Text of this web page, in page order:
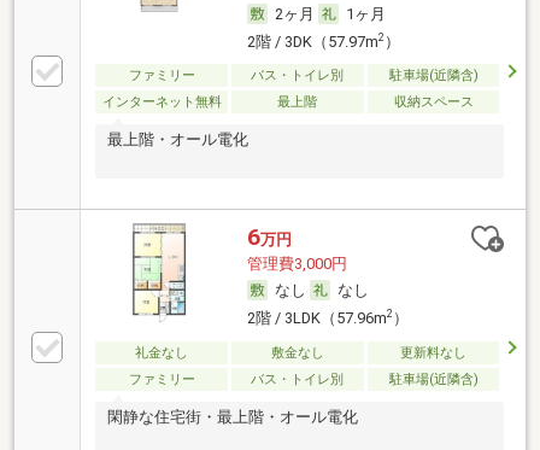
2ヶ月
1ヶ月
2階 / 3DK（57.97m2）
ファミリー バス・トイレ別
駐車場(近隣含)
インターネット無料
最上階 収納スペース
最上階・オール電化
6万円
管理費3,000円
なし
なし
2階 / 3LDK（57.96m2）
礼金なし 敷金なし
更新料なし
ファミリー
バス・トイレ別 駐車場(近隣含)
閑静な住宅街・最上階・オール電化